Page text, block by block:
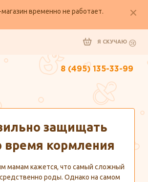
временно не работает.
Я СКУЧАЮ
8 (495) 135-33-99
защищать
время кормления
мамам кажется, что самый сложный
роды. Однако на самом